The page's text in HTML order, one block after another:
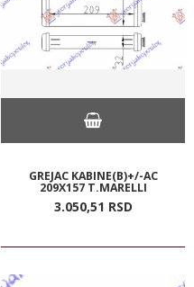
GREJAC KABINE(B)+/-AC
209X157 T.MARELLI
3.050,51 RSD